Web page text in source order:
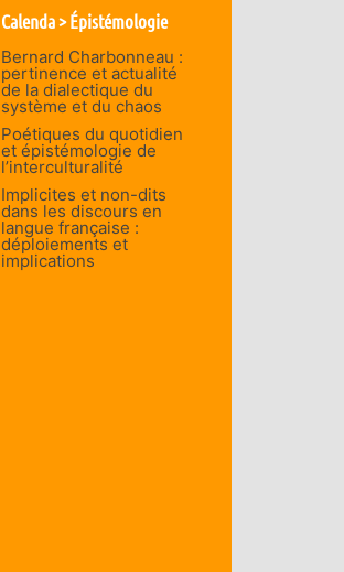
Calenda > Épistémologie
Bernard Charbonneau :
pertinence et actualité
de la dialectique du
système et du chaos
Poétiques du quotidien
et épistémologie de
l’interculturalité
Implicites et non-dits
dans les discours en
langue française :
déploiements et
implications